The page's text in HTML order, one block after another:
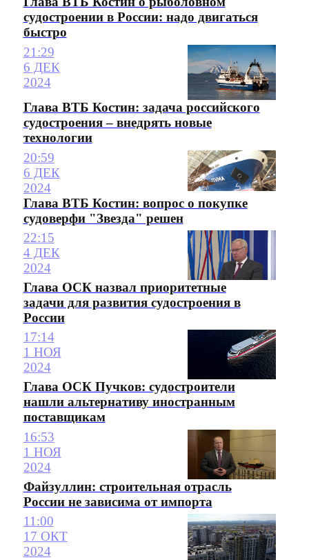
судостроении в России: надо двигаться
быстро
21:29
6 ДЕК
2024
Глава ВТБ Костин: задача российского
судостроения – внедрять новые
технологии
20:59
6 ДЕК
2024
Глава ВТБ Костин: вопрос о покупке
судоверфи "Звезда" решен
22:15
4 ДЕК
2024
Глава ОСК назвал приоритетные
задачи для развития судостроения в
России
17:14
1 НОЯ
2024
Глава ОСК Пучков: судостроители
нашли альтернативу иностранным
поставщикам
16:53
1 НОЯ
2024
Файзуллин: строительная отрасль
России не зависима от импорта
11:00
17 ОКТ
2024